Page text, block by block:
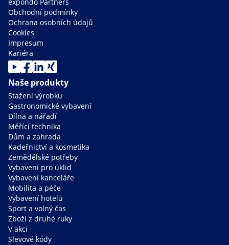
Obchodní podmínky
Ochrana osobních údajů
Cookies
Impresum
Kariéra
Naše produkty
Stažení výrobku
Gastronomické vybavení
Dílna a nářadí
Měřící technika
Dům a zahrada
Kadeřnictví a kosmetika
Zemědělské potřeby
Vybavení pro úklid
Vybavení kanceláře
Mobilita a péče
Vybavení hotelů
Sport a volný čas
Zboží z druhé ruky
V akci
Slevové kódy